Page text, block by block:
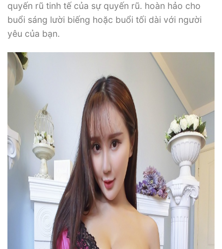
quyến rũ tinh tế của sự quyến rũ. hoàn hảo cho
buổi sáng lười biếng hoặc buổi tối dài với người
yêu của bạn.